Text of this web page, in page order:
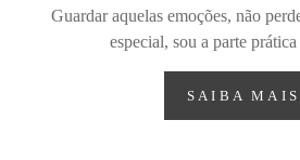
Guardar aquelas emoções, não
especial, sou a parte
SAIBA MAIS